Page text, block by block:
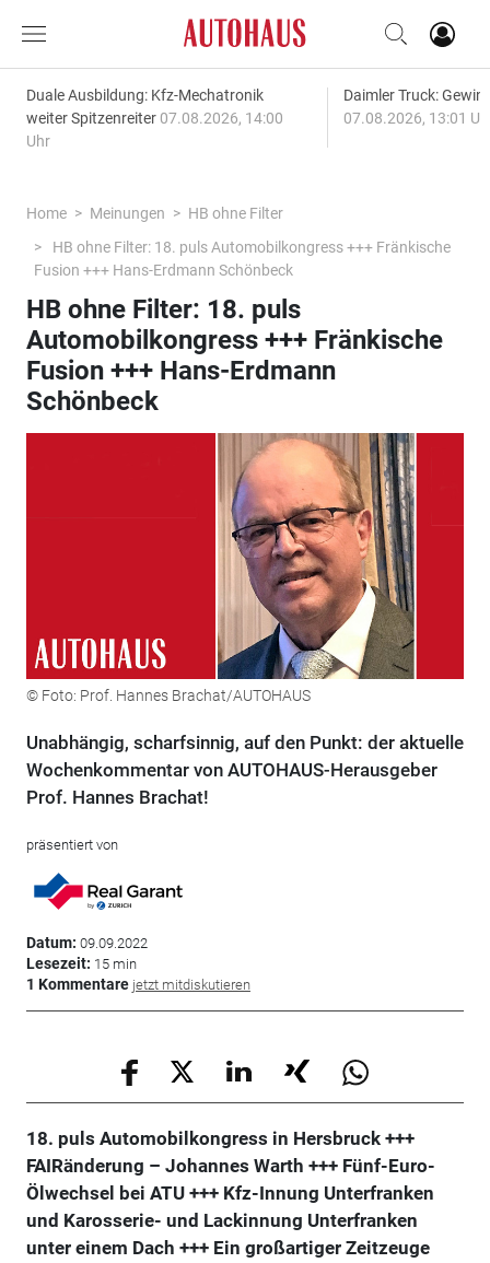
Duale Ausbildung: Kfz-Mechatronik
weiter Spitzenreiter 07.08.2026, 14:00
Uhr
Daimler Truck:
07.08.2026, 13:01
Home Meinungen
HB ohne Filter
HB ohne Filter: 18. puls Automobilkongress +++ Fränkische
Fusion +++ Hans-Erdmann Schönbeck
HB ohne Filter: 18. puls
Automobilkongress +++ Fränkische
Fusion +++ Hans-Erdmann
Schönbeck
© Foto: Prof. Hannes Brachat/AUTOHAUS
Unabhängig, scharfsinnig, auf den Punkt: der aktuelle
Wochenkommentar von AUTOHAUS-Herausgeber
Prof. Hannes Brachat!
präsentiert von
Datum: 09.09.2022
Lesezeit: 15 min
1 Kommentare jetzt mitdiskutieren
18. puls Automobilkongress in Hersbruck +++
FAIRänderung – Johannes Warth +++ Fünf-Euro-
Ölwechsel bei ATU +++ Kfz-Innung Unterfranken
und Karosserie- und Lackinnung Unterfranken
unter einem Dach +++ Ein großartiger Zeitzeuge